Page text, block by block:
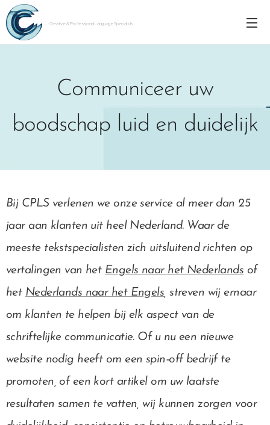
Creative & Professional Language Specialists
Communiceer uw
boodschap luid en duidelijk
Bij CPLS verlenen we onze service al meer dan 25
jaar aan klanten uit heel Nederland. Waar de
meeste tekstspecialisten zich uitsluitend richten op
vertalingen van het Engels naar het Nederlands of
het Nederlands naar het Engels, streven wij ernaar
om klanten te helpen bij elk aspect van de
schriftelijke communicatie. Of u nu een nieuwe
website nodig heeft om een spin-off bedrijf te
promoten, of een kort artikel om uw laatste
resultaten samen te vatten, wij kunnen zorgen voor